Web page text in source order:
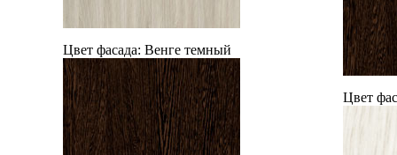
Цвет фасада: Венге темный
Цвет